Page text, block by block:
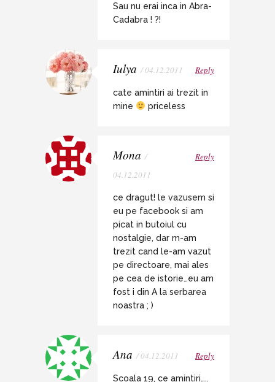
Sau nu erai inca in Abra-
Cadabra ! ?!
Iulya / 04.12.2011 Reply
cate amintiri ai trezit in
mine
priceless
Mona /
04.12.2011
Reply
ce dragut! le vazusem si
eu pe facebook si am
picat in butoiul cu
nostalgie, dar m-am
trezit cand le-am vazut
pe directoare, mai ales
pe cea de istorie…eu am
fost i din A la serbarea
noastra ; )
Ana / 04.12.2011 Reply
Scoala 19, ce amintiri…..